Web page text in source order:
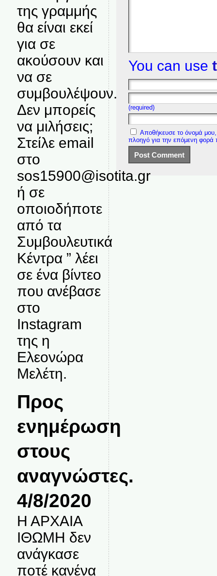
της γραμμής
θα είναι εκεί
για σε
ακούσουν και
να σε
συμβουλέψουν.
Δεν μπορείς
να μιλήσεις;
Στείλε email
στο
sos15900@isotita.gr
ή σε
οποιοδήποτε
από τα
Συμβουλευτικά
Κέντρα ” λέει
σε ένα βίντεο
που ανέβασε
στο
Instagram
της η
Ελεονώρα
Μελέτη.
Προς
ενημέρωση
στους
αναγνώστες.
4/8/2020
Η ΑΡΧΑΙΑ
ΙΘΩΜΗ δεν
ανάγκασε
ποτέ κανένα
You can use
(required)
Αποθήκευσε το όνομά μου,
πλοηγό για την επόμενη